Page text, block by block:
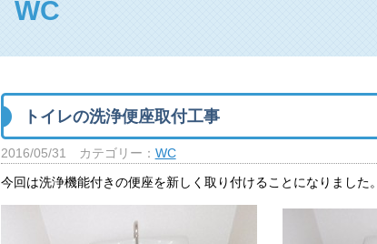
WC
トイレの洗浄便座取付工事
2016/05/31 カテゴリー： WC
今回は洗浄機能付きの便座を新しく取り付けることになりました。